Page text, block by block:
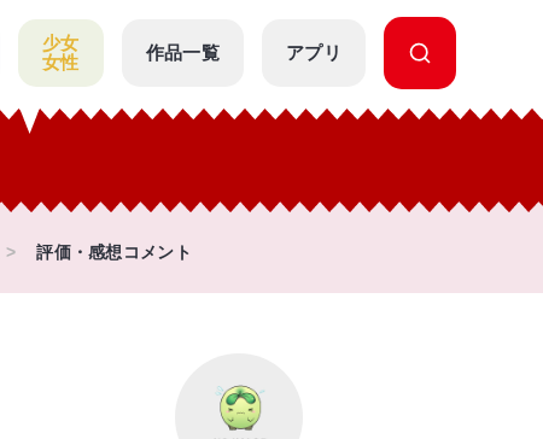
少女
女性
作品一覧 アプリ
評価・感想コメント